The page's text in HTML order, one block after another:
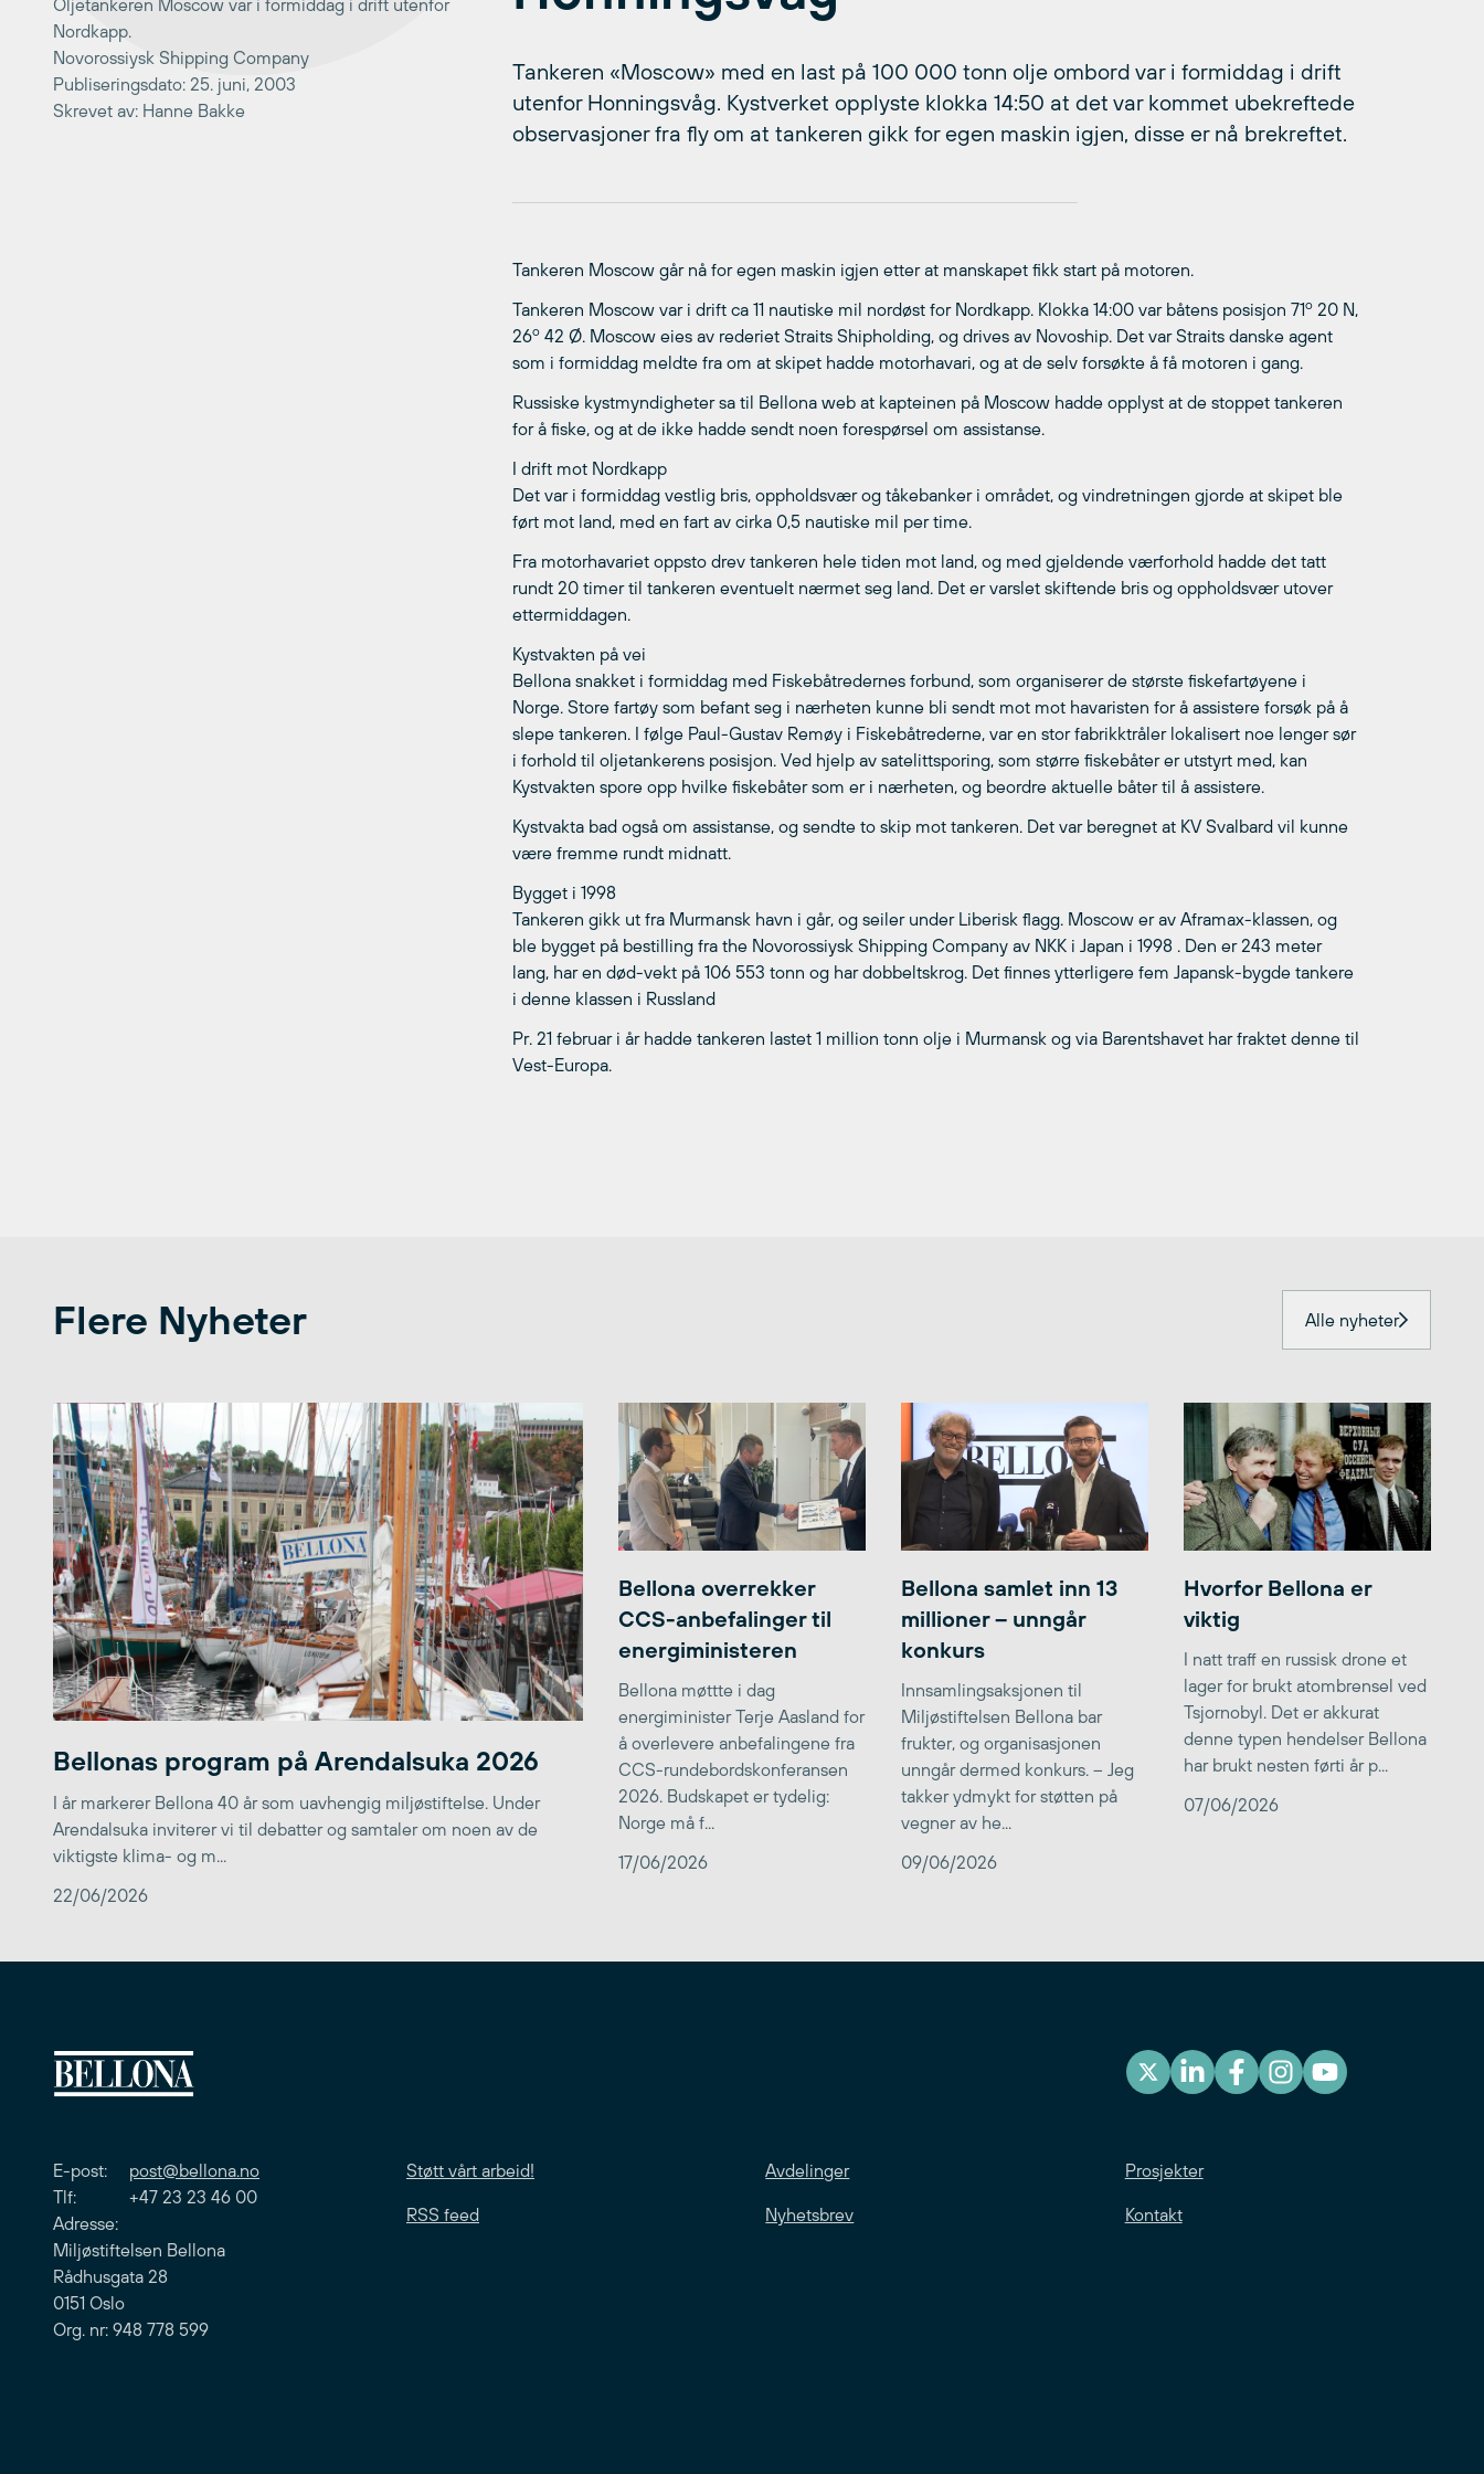
Oljetankeren Moscow var i formiddag i drift utenfor
Nordkapp.
Novorossiysk Shipping Company
Publiseringsdato: 25. juni, 2003
Skrevet av: Hanne Bakke
Tankeren «Moscow» med en last på 100 000 tonn olje ombord var i formiddag i drift
utenfor Honningsvåg. Kystverket opplyste klokka 14:50 at det var kommet ubekreftede
observasjoner fra fly om at tankeren gikk for egen maskin igjen, disse er nå brekreftet.
Tankeren Moscow går nå for egen maskin igjen etter at manskapet fikk start på motoren.
Tankeren Moscow var i drift ca 11 nautiske mil nordøst for Nordkapp. Klokka 14:00 var båtens posisjon 71o 20 N,
26o 42 Ø. Moscow eies av rederiet Straits Shipholding, og drives av Novoship. Det var Straits danske agent
som i formiddag meldte fra om at skipet hadde motorhavari, og at de selv forsøkte å få motoren i gang.
Russiske kystmyndigheter sa til Bellona web at kapteinen på Moscow hadde opplyst at de stoppet tankeren
for å fiske, og at de ikke hadde sendt noen forespørsel om assistanse.
I drift mot Nordkapp
Det var i formiddag vestlig bris, oppholdsvær og tåkebanker i området, og vindretningen gjorde at skipet ble
ført mot land, med en fart av cirka 0,5 nautiske mil per time.
Fra motorhavariet oppsto drev tankeren hele tiden mot land, og med gjeldende værforhold hadde det tatt
rundt 20 timer til tankeren eventuelt nærmet seg land. Det er varslet skiftende bris og oppholdsvær utover
ettermiddagen.
Kystvakten på vei
Bellona snakket i formiddag med Fiskebåtredernes forbund, som organiserer de største fiskefartøyene i
Norge. Store fartøy som befant seg i nærheten kunne bli sendt mot mot havaristen for å assistere forsøk på å
slepe tankeren. I følge Paul-Gustav Remøy i Fiskebåtrederne, var en stor fabrikktråler lokalisert noe lenger sør
i forhold til oljetankerens posisjon. Ved hjelp av satelittsporing, som større fiskebåter er utstyrt med, kan
Kystvakten spore opp hvilke fiskebåter som er i nærheten, og beordre aktuelle båter til å assistere.
Kystvakta bad også om assistanse, og sendte to skip mot tankeren. Det var beregnet at KV Svalbard vil kunne
være fremme rundt midnatt.
Bygget i 1998
Tankeren gikk ut fra Murmansk havn i går, og seiler under Liberisk flagg. Moscow er av Aframax-klassen, og
ble bygget på bestilling fra the Novorossiysk Shipping Company av NKK i Japan i 1998 . Den er 243 meter
lang, har en død-vekt på 106 553 tonn og har dobbeltskrog. Det finnes ytterligere fem Japansk-bygde tankere
i denne klassen i Russland
Pr. 21 februar i år hadde tankeren lastet 1 million tonn olje i Murmansk og via Barentshavet har fraktet denne til
Vest-Europa.
Flere Nyheter Alle nyheter
Bellonas program på Arendalsuka 2026
I år markerer Bellona 40 år som uavhengig miljøstiftelse. Under
Arendalsuka inviterer vi til debatter og samtaler om noen av de
viktigste klima- og m...
22/06/2026
Bellona overrekker
CCS-anbefalinger til
energiministeren
Bellona møttte i dag
energiminister Terje Aasland for
å overlevere anbefalingene fra
CCS-rundebordskonferansen
2026. Budskapet er tydelig:
Norge må f...
17/06/2026
Bellona samlet inn 13
millioner – unngår
konkurs
Innsamlingsaksjonen til
Miljøstiftelsen Bellona bar
frukter, og organisasjonen
unngår dermed konkurs. – Jeg
takker ydmykt for støtten på
vegner av he...
09/06/2026
Hvorfor Bellona er
viktig
I natt traff en russisk drone et
lager for brukt atombrensel ved
Tsjornobyl. Det er akkurat
denne typen hendelser Bellona
har brukt nesten førti år p...
07/06/2026
E-post: post@bellona.no
Tlf: +47 23 23 46 00
Adresse:
Miljøstiftelsen Bellona
Rådhusgata 28
0151 Oslo
Org. nr: 948 778 599
Støtt vårt arbeid! Avdelinger Prosjekter
RSS feed Nyhetsbrev Kontakt